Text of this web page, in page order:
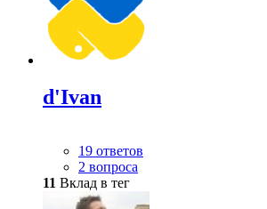
d'Ivan
19 ответов
2 вопроса
11 Вклад в тег